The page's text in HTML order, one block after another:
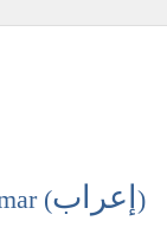
(إعراب )